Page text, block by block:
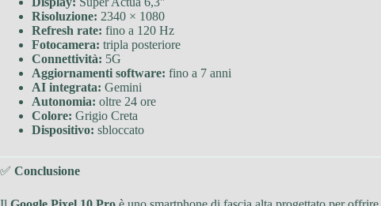
Risoluzione: 2340 × 1080
Refresh rate: fino a 120 Hz
Fotocamera: tripla posteriore
Connettività: 5G
Aggiornamenti software: fino a 7 anni
AI integrata: Gemini
Autonomia: oltre 24 ore
Colore: Grigio Creta
Dispositivo: sbloccato
✅ Conclusione